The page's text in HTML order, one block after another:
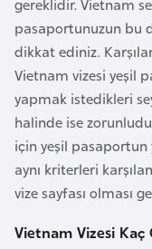
pasaportunuzun bu
dikkat ediniz.
Vietnam vizesi yeşil
yapmak istedikleri
halinde ise
için yeşil pasaportun
aynı kriterleri
vize sayfası olması
Vietnam Vizesi Kaç
a
h
i
l
i
F
i
n